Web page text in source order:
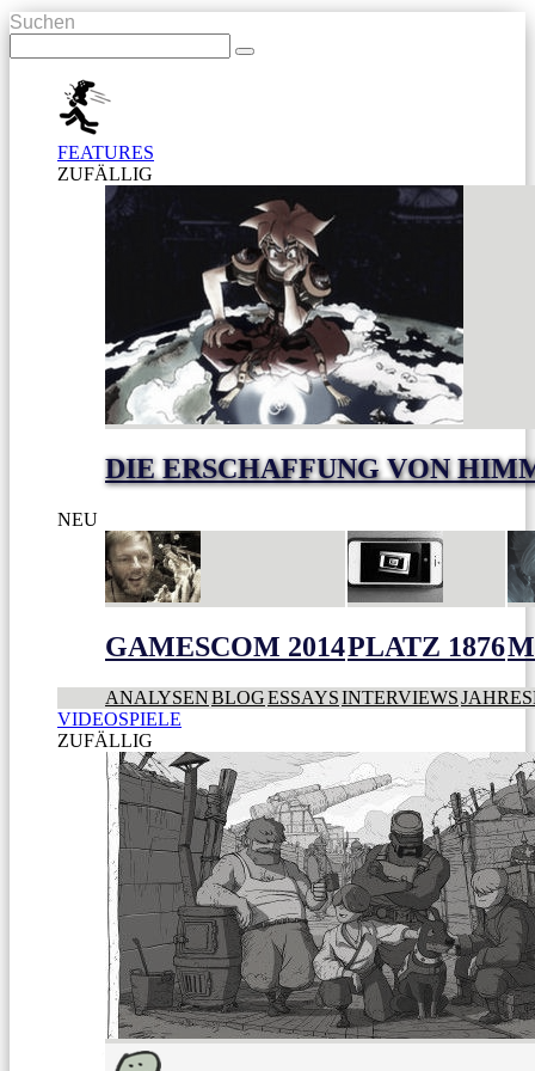
Suchen
FEATURES
ZUFÄLLIG
DIE ERSCHAFFUNG VON
NEU
GAMESCOM 2014PLATZ 1876
ANALYSENBLOGESSAYSINTERVIEWS
VIDEOSPIELE
ZUFÄLLIG